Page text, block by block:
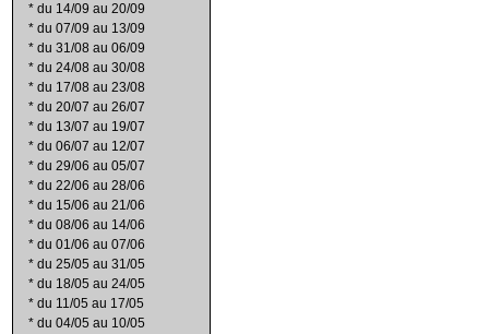
* du 14/09 au 20/09
* du 07/09 au 13/09
* du 31/08 au 06/09
* du 24/08 au 30/08
* du 17/08 au 23/08
* du 20/07 au 26/07
* du 13/07 au 19/07
* du 06/07 au 12/07
* du 29/06 au 05/07
* du 22/06 au 28/06
* du 15/06 au 21/06
* du 08/06 au 14/06
* du 01/06 au 07/06
* du 25/05 au 31/05
* du 18/05 au 24/05
* du 11/05 au 17/05
* du 04/05 au 10/05